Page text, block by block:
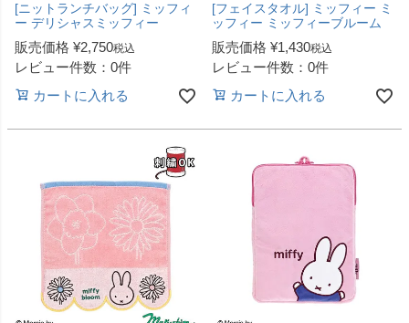
[ニットランチバッグ] ミッフィ
ー デリシャスミッフィー
販売価格 ¥2,750税込
レビュー件数：0件
カートに入れる
[フェイスタオル] ミッフィー ミ
ッフィー ミッフィーブルーム
販売価格 ¥1,430税込
レビュー件数：0件
カートに入れる